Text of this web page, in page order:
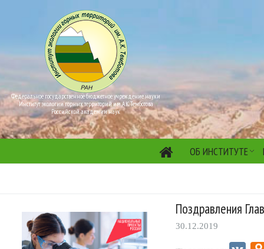
Федеральное государственное бюджетное учреждение науки
Институт экологии горных территорий им. А.К. Темботова
Российской академии наук
ОБ ИНСТИТУТЕ
Поздравления
30.12.2019